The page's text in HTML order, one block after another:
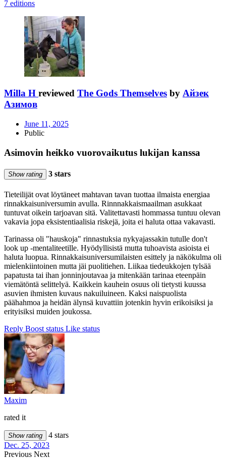
7 editions
Milla H reviewed The Gods Themselves by Айзек
Азимов
June 11, 2025
Public
Asimovin heikko vuorovaikutus lukijan kanssa
Show rating 3 stars
Tieteilijät ovat löytäneet mahtavan tavan tuottaa ilmaista energiaa
rinnakkaisuniversumin avulla. Rinnnakkaismaailman asukkaat
tuntuvat oikein tarjoavan sitä. Valitettavasti hommassa tuntuu olevan
vakavia jopa eksistentiaalisia riskejä, joita ei haluta ottaa vakavasti.
Tarinassa oli "hauskoja" rinnastuksia nykyajassakin tutulle don't
look up -mentaliteetille. Hyödyllisistä mutta tuhoavista asioista ei
haluta luopua. Rinnakkaisuniversumilaisten esittely ja näkökulma oli
mielenkiintoinen mutta jäi puolitiehen. Liikaa tiedeukkojen tylsää
papatusta tai ihan jonninjoutavaa ja mitenkään tarinaa eteenpäin
viemätöntä selittelyä. Kaikkein kauhein osuus oli tietysti kuussa
asuvien ihmisten kuvaus nakuiluineen. Kaksi naispuolista
päähahmoa ja heidän älynsä kuvattiin jotenkin hyvin erikoisiksi ja
erityisiksi muiden joukossa.
Reply Boost status Like status
Maxim
rated it
Show rating
4 stars
Dec. 25, 2023
Previous Next